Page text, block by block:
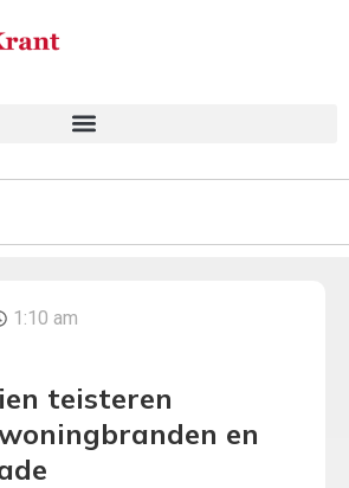
1:10 am
teisteren
en